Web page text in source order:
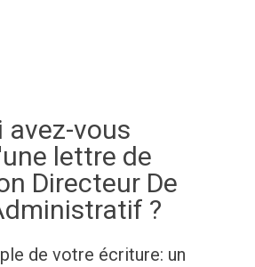
avez-vous
lettre de
Directeur De
?
de votre écriture: un